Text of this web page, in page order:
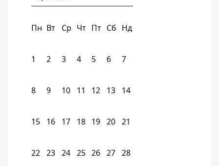
Пн Вт Ср Чт Пт Сб Нд
1 2 3 4 5 6 7
8 9 10 11 12 13 14
15 16 17 18 19 20 21
22 23 24 25 26 27 28